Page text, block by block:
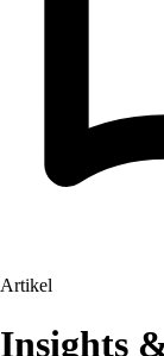
Artikel
Insights